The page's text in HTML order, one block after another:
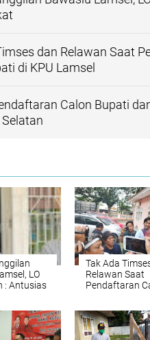
dan Relawan Saat
di KPU Lamsel
Calon Bupati
LO
: Antusias
Tak Ada
Relawan Saat
Pendaftaran